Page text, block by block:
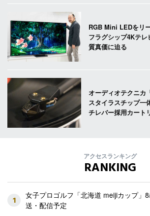
RGB Mini LEDをリ
フラグシップ4Kテ
質真価に迫る
オーディオテクニカ
スタイラスチップ一
チレバー採用カート
アクセスランキング
RANKING
1
女子プロゴルフ「北海道 meijiカップ」
送・配信予定